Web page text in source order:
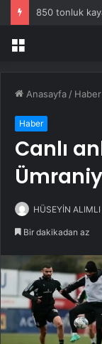
850 tonluk
Menü
Anasayfa / Haber
Haber
Canlı
HÜSEYİN ALIMLI
Bir dakikadan az